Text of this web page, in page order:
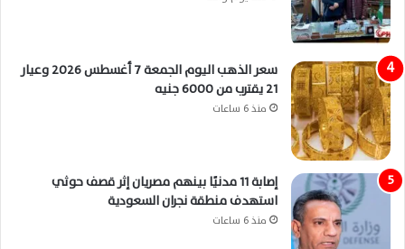
سعر الذهب اليوم الجمعة 7 أغسطس 2026 وعيار
21 يقترب من 6000 جنيه
منذ 6 ساعات
إصابة 11 مدنيًا بينهم مصريان إثر قصف حوثي
استهدف منطقة نجران السعودية
منذ 6 ساعات